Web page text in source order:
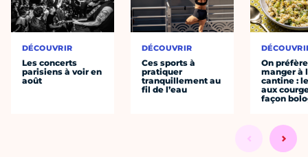
DÉCOUVRIR
Les concerts
parisiens à voir en
août
DÉCOUVRIR
Ces sports à
pratiquer
tranquillement au
fil de l’eau
On préfère
manger à
cantine :
aux
façon